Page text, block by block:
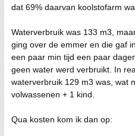
dat 69% daarvan koolstofarm
Waterverbruik was 133 m3,
ging over de emmer en die gaf
een paar min tijd een paar
geen water werd verbruikt. In
waterverbruik 129 m3 was, wat
volwassenen + 1 kind.
Qua kosten kom ik dan op: